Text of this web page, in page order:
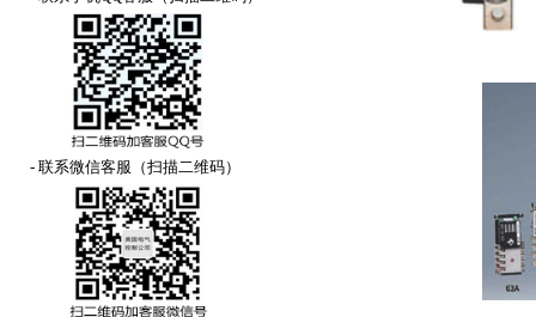
- 联系微信客服（扫描二维码）